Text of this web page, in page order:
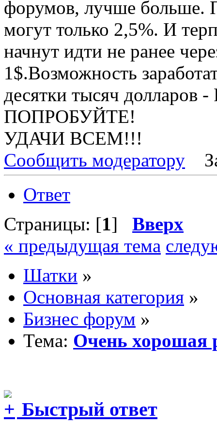
форумов, лучше больше.
могут только 2,5%. И
начнут идти не ранее
1$.Возможность
десятки тысяч
ПОПРОБУЙТЕ!
УДАЧИ ВСЕМ!!!
Сообщить модератору
Ответ
Страницы: [1] Вверх
« предыдущая тема
Шатки »
Основная категория »
Бизнес форум »
Тема: Очень хорошая
Быстрый ответ